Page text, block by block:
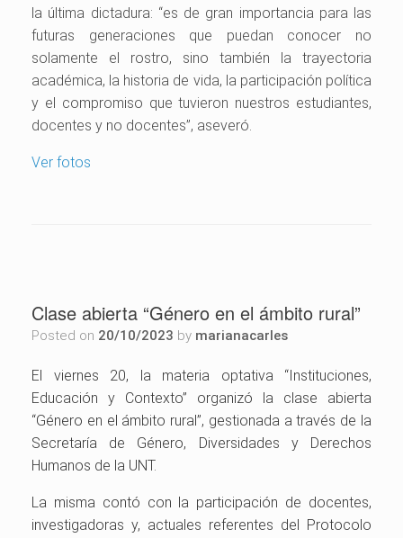
la última dictadura: “es de gran importancia para las
futuras generaciones que puedan conocer no
solamente el rostro, sino también la trayectoria
académica, la historia de vida, la participación política
y el compromiso que tuvieron nuestros estudiantes,
docentes y no docentes”, aseveró.
Ver fotos
Clase abierta “Género en el ámbito rural”
Posted on 20/10/2023 by marianacarles
El viernes 20, la materia optativa “Instituciones,
Educación y Contexto” organizó la clase abierta
“Género en el ámbito rural”, gestionada a través de la
Secretaría de Género, Diversidades y Derechos
Humanos de la UNT.
La misma contó con la participación de docentes,
investigadoras y, actuales referentes del Protocolo